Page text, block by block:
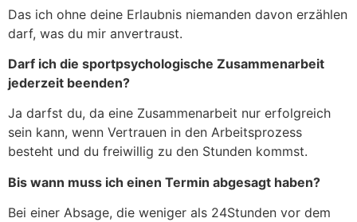
Das ich ohne deine Erlaubnis niemanden davon erzählen
darf, was du mir anvertraust.
Darf ich die sportpsychologische Zusammenarbeit
jederzeit beenden?
Ja darfst du, da eine Zusammenarbeit nur erfolgreich
sein kann, wenn Vertrauen in den Arbeitsprozess
besteht und du freiwillig zu den Stunden kommst.
Bis wann muss ich einen Termin abgesagt haben?
Bei einer Absage, die weniger als 24Stunden vor dem